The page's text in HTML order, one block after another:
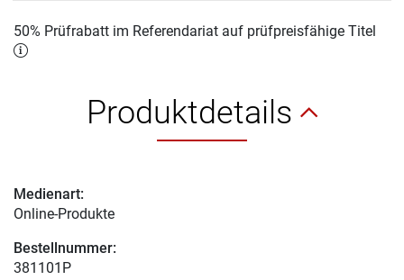
50% Prüfrabatt im Referendariat auf prüfpreisfähige Titel
Produktdetails
Medienart:
Online-Produkte
Bestellnummer:
381101P